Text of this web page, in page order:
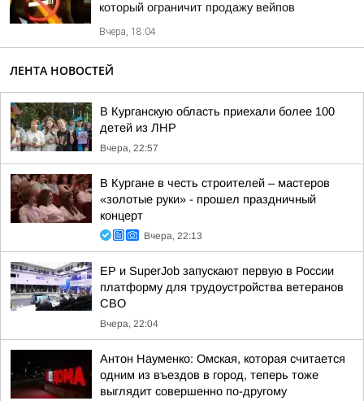
который ограничит продажу вейпов
Вчера, 18:04
ЛЕНТА НОВОСТЕЙ
В Курганскую область приехали более 100
детей из ЛНР
Вчера, 22:57
В Кургане в честь строителей – мастеров
«золотые руки» - прошел праздничный
концерт
Вчера, 22:13
ЕР и SuperJob запускают первую в России
платформу для трудоустройства ветеранов
СВО
Вчера, 22:04
Антон Науменко: Омская, которая считается
одним из въездов в город, теперь тоже
выглядит совершенно по-другому